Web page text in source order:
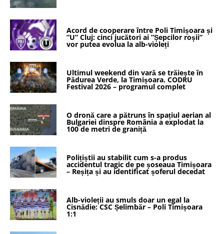
Acord de cooperare între Poli Timișoara și
”U” Cluj: cinci jucători ai ”Șepcilor roșii”
vor putea evolua la alb-violeți
Ultimul weekend din vară se trăiește în
Pădurea Verde, la Timișoara. CODRU
Festival 2026 – programul complet
O dronă care a pătruns în spațiul aerian al
Bulgariei dinspre România a explodat la
100 de metri de graniță
Polițiștii au stabilit cum s-a produs
accidentul tragic de pe șoseaua Timișoara
– Reșița și au identificat șoferul decedat
Alb-violeții au smuls doar un egal la
Cisnădie: CSC Șelimbăr – Poli Timișoara
1:1